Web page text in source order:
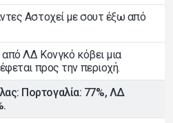
Αστοχεί με σουτ έξω από
ΛΔ Κονγκό κόβει μια
προς την περιοχή.
Πορτογαλία: 77%, ΛΔ